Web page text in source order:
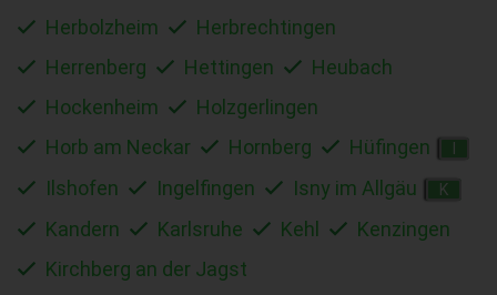
Herbolzheim
Herbrechtingen
Herrenberg
Hettingen
Heubach
Hockenheim
Holzgerlingen
Horb am Neckar
Hornberg Hüfingen
Ilshofen Ingelfingen Isny im Allgäu K
Kandern Karlsruhe Kehl
Kenzingen
Kirchberg an der Jagst